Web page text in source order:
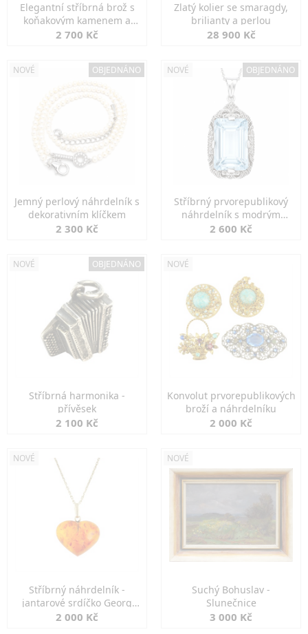
Elegantní stříbrná brož s
koňakovým kamenem a
markazity
2 700 Kč
Zlatý kolier se smaragdy,
brilianty a perlou
28 900 Kč
NOVÉ OBJEDNÁNO
Jemný perlový náhrdelník s
dekorativním klíčkem
2 300 Kč
NOVÉ OBJEDNÁNO
Stříbrný prvorepublikový
náhrdelník s modrým
spinelem
2 600 Kč
NOVÉ OBJEDNÁNO
Stříbrná harmonika -
přívěsek
2 100 Kč
NOVÉ
Konvolut prvorepublikových
broží a náhrdelníku
2 000 Kč
NOVÉ
Stříbrný náhrdelník -
jantarové srdíčko Georg
Kramer
2 000 Kč
NOVÉ
Suchý Bohuslav -
Slunečnice
3 000 Kč